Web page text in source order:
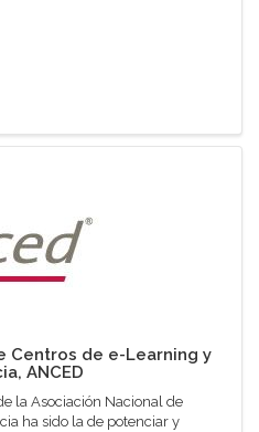
Centros de e-Learning y
ANCED
la Asociación Nacional de
ha sido la de potenciar y